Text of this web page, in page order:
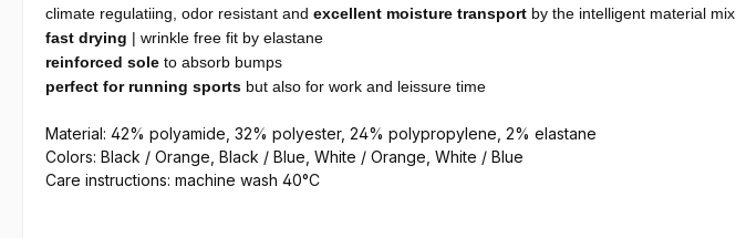
climate regulatiing, odor resistant and excellent moisture transport by the intelligent material mix
fast drying | wrinkle free fit by elastane
reinforced sole to absorb bumps
perfect for running sports but also for work and leissure time
Material: 42% polyamide, 32% polyester, 24% polypropylene, 2% elastane
Colors: Black / Orange, Black / Blue, White / Orange, White / Blue
Care instructions: machine wash 40°C